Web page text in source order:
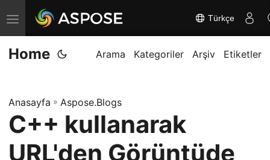
G
e
z
m
e
i
Türkçe
Home Arama Kategoriler Arşiv Etiketler
Anasayfa » Aspose.Blogs
C++ kullanarak
URL'den Görüntüde